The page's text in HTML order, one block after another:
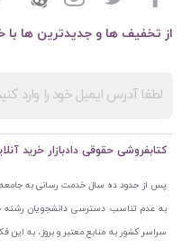
از تخفیف ها و جدیدترین ها با
کتابفروشی حقوقی دادبازار خرید
پس از حدود ده سال خدمت رسانی به جامعه
به عدم تناسب دسترسی دانشجویان رشته
سراسر کشور به منابع معتبر و بروز، به